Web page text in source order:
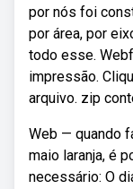
por nós foi
por área, por
todo esse.
impressão.
arquivo. zip
Web — quando
maio laranja, é
necessário: O